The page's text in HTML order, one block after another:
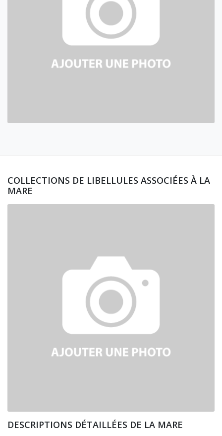
COLLECTIONS DE LIBELLULES ASSOCIÉES À LA
MARE
DESCRIPTIONS DÉTAILLÉES DE LA MARE